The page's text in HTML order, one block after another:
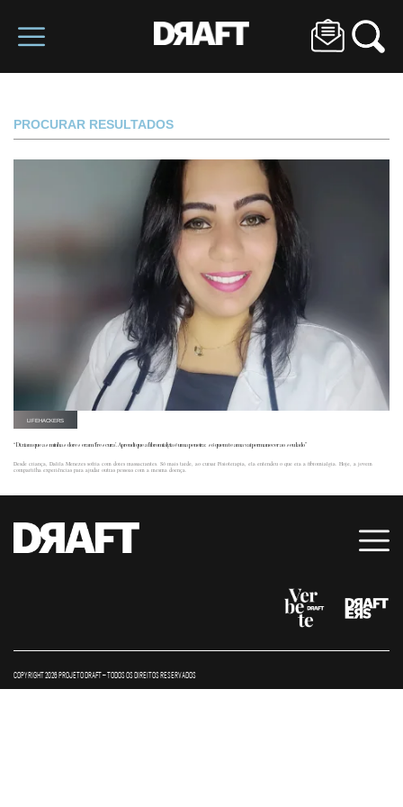
PROCURAR RESULTADOS
LIFEHACKERS
“Diziam que as minhas dores eram ‘frescura’. Aprendi que a fibromialgia é uma peneira: só quem te ama vai permanecer ao seu lado”
Desde criança, Dalila Menezes sofria com dores massacrantes. Só mais tarde, ao cursar Fisioterapia, ela entendeu o que era a fibromialgia. Hoje, a jovem
compartilha experiências para ajudar outras pessoas com a mesma doença.
COPYRIGHT 2026 PROJETO DRAFT – TODOS OS DIREITOS RESERVADOS